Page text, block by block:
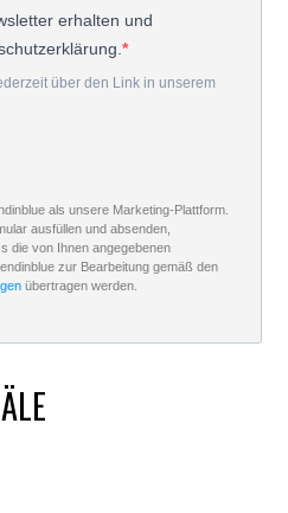
erhalten und
über den Link in unserem
als unsere Marketing-Plattform.
ausfüllen und absenden,
die von Ihnen angegebenen
zur Bearbeitung gemäß den
übertragen werden.